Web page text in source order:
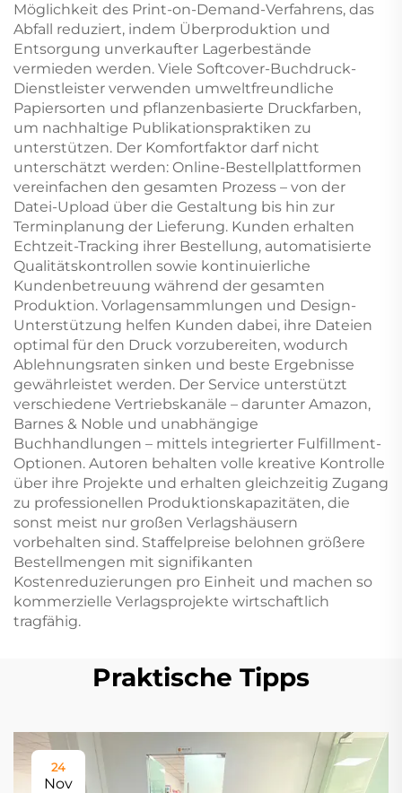
Möglichkeit des Print-on-Demand-Verfahrens, das
Abfall reduziert, indem Überproduktion und
Entsorgung unverkaufter Lagerbestände
vermieden werden. Viele Softcover-Buchdruck-
Dienstleister verwenden umweltfreundliche
Papiersorten und pflanzenbasierte Druckfarben,
um nachhaltige Publikationspraktiken zu
unterstützen. Der Komfortfaktor darf nicht
unterschätzt werden: Online-Bestellplattformen
vereinfachen den gesamten Prozess – von der
Datei-Upload über die Gestaltung bis hin zur
Terminplanung der Lieferung. Kunden erhalten
Echtzeit-Tracking ihrer Bestellung, automatisierte
Qualitätskontrollen sowie kontinuierliche
Kundenbetreuung während der gesamten
Produktion. Vorlagensammlungen und Design-
Unterstützung helfen Kunden dabei, ihre Dateien
optimal für den Druck vorzubereiten, wodurch
Ablehnungsraten sinken und beste Ergebnisse
gewährleistet werden. Der Service unterstützt
verschiedene Vertriebskanäle – darunter Amazon,
Barnes & Noble und unabhängige
Buchhandlungen – mittels integrierter Fulfillment-
Optionen. Autoren behalten volle kreative Kontrolle
über ihre Projekte und erhalten gleichzeitig Zugang
zu professionellen Produktionskapazitäten, die
sonst meist nur großen Verlagshäusern
vorbehalten sind. Staffelpreise belohnen größere
Bestellmengen mit signifikanten
Kostenreduzierungen pro Einheit und machen so
kommerzielle Verlagsprojekte wirtschaftlich
tragfähig.
Praktische Tipps
24
Nov